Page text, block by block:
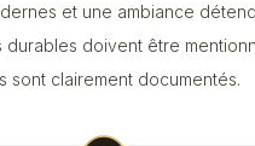
et une ambiance
durables doivent être
sont clairement documentés.